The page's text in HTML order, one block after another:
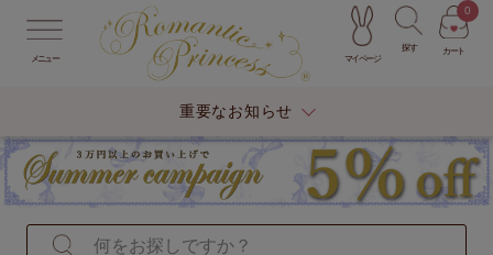
メニュー マイページ
探す カート
0
重要なお知らせ